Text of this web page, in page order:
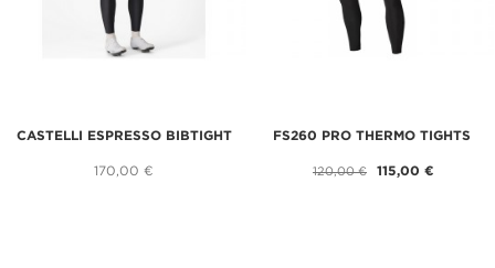
CASTELLI ESPRESSO BIBTIGHT
170,00 €
FS260 PRO THERMO TIGHTS
120,00 € 115,00 €